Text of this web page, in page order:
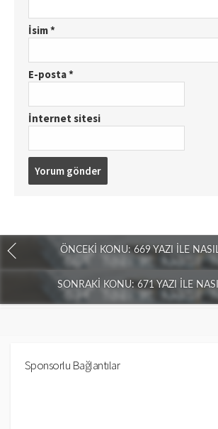
İsim*
E-posta*
İnternet sitesi
ÖNCEKI KONU: 669 YAZI İLE
SONRAKI KONU: 671 YAZI İLE
Sponsorlu Bağlantılar